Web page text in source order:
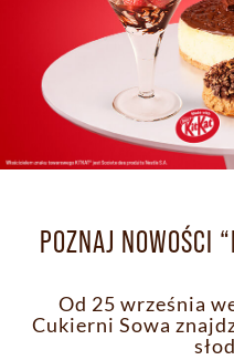
POZNAJ NOWOŚCI
Od 25 września
Cukierni Sowa